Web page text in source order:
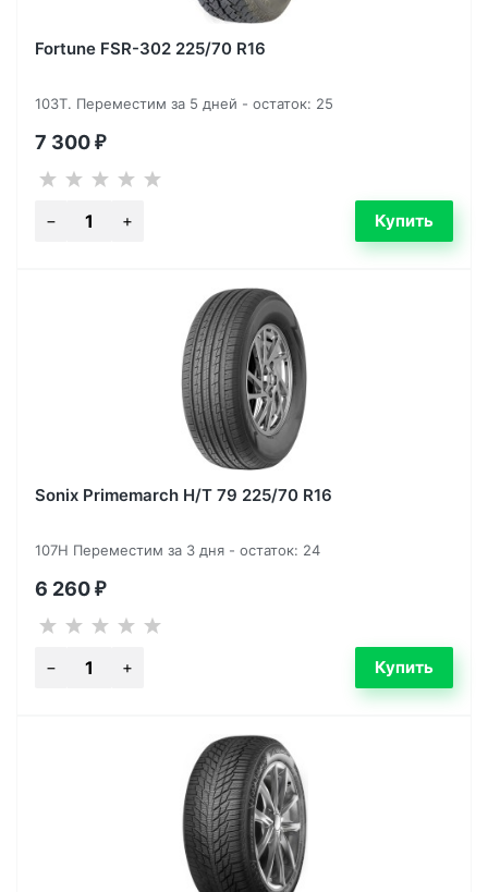
Fortune FSR-302 225/70 R16
103T. Переместим за 5 дней - остаток: 25
7 300 ₽
Sonix Primemarch H/T 79 225/70 R16
107H Переместим за 3 дня - остаток: 24
6 260 ₽